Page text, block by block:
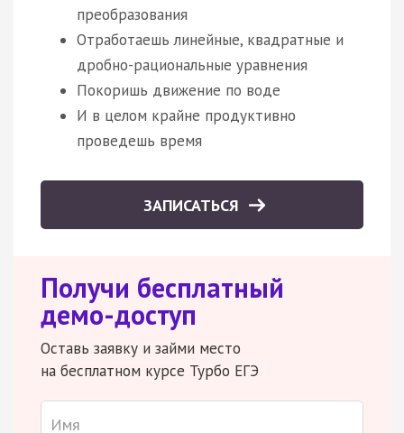
преобразования
Отработаешь линейные, квадратные и
дробно-рациональные уравнения
Покоришь движение по воде
И в целом крайне продуктивно
проведешь время
ЗАПИСАТЬСЯ
Получи бесплатный
демо-доступ
Оставь заявку и займи место
на бесплатном курсе Турбо ЕГЭ